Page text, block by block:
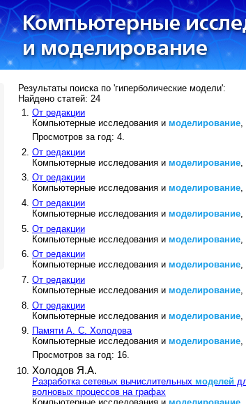
Результаты поиска по 'гиперболические модели':
Найдено статей: 24
От редакции
Компьютерные исследования и моделирование,
Просмотров за год: 4.
От редакции
Компьютерные исследования и моделирование
От редакции
Компьютерные исследования и моделирование,
От редакции
Компьютерные исследования и моделирование
От редакции
Компьютерные исследования и моделирование
От редакции
Компьютерные исследования и моделирование,
От редакции
Компьютерные исследования и моделирование
От редакции
Компьютерные исследования и моделирование
Памяти А. С. Холодова
Компьютерные исследования и моделирование,
Просмотров за год: 16.
Холодов Я.А.
Разработка сетевых вычислительных моделей
волновых процессов на графах